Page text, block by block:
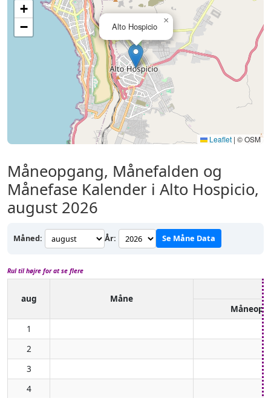
Alto Hospicio
×
+
−
Leaflet | © OSM
Måneopgang, Månefalden og
Månefase Kalender i Alto Hospicio,
august 2026
Måned: År: Se Måne Data
Rul til højre for at se flere
aug
Måne
1
2
3
4